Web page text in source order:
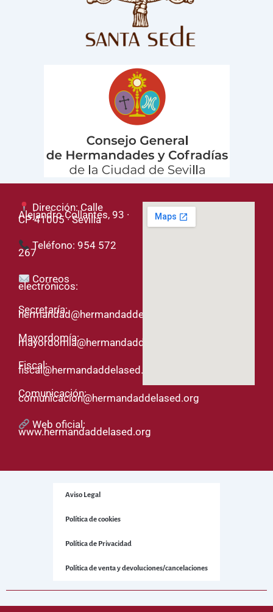
Dirección: Calle
Alejandro Collantes, 93 ·
CP 41005 · Sevilla
Teléfono: 954 572
267
Correos
electrónicos:
Secretaría:
hermandad@hermandaddelased.org
Mayordomía:
mayordomia@hermandaddelased.org
Fiscal:
fiscal@hermandaddelased.org
Comunicación:
comunicacion@hermandaddelased.org
Web oficial:
www.hermandaddelased.org
Aviso Legal
Política de cookies
Política de Privacidad
Política de venta y devoluciones/cancelaciones